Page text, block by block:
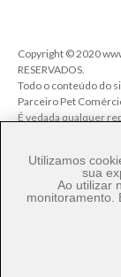
Copyright © 2020
RESERVADOS.
Todo o conteúdo do
Parceiro Pet
É vedada qualquer
Lei.
Parceiro Pet
80
Utilizamos
sua
Ao utilizar
monitoramento.